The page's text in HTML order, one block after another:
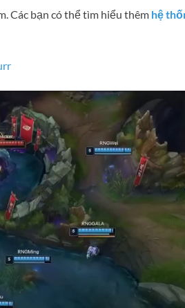
Các bạn có thể tìm hiểu thêm hệ